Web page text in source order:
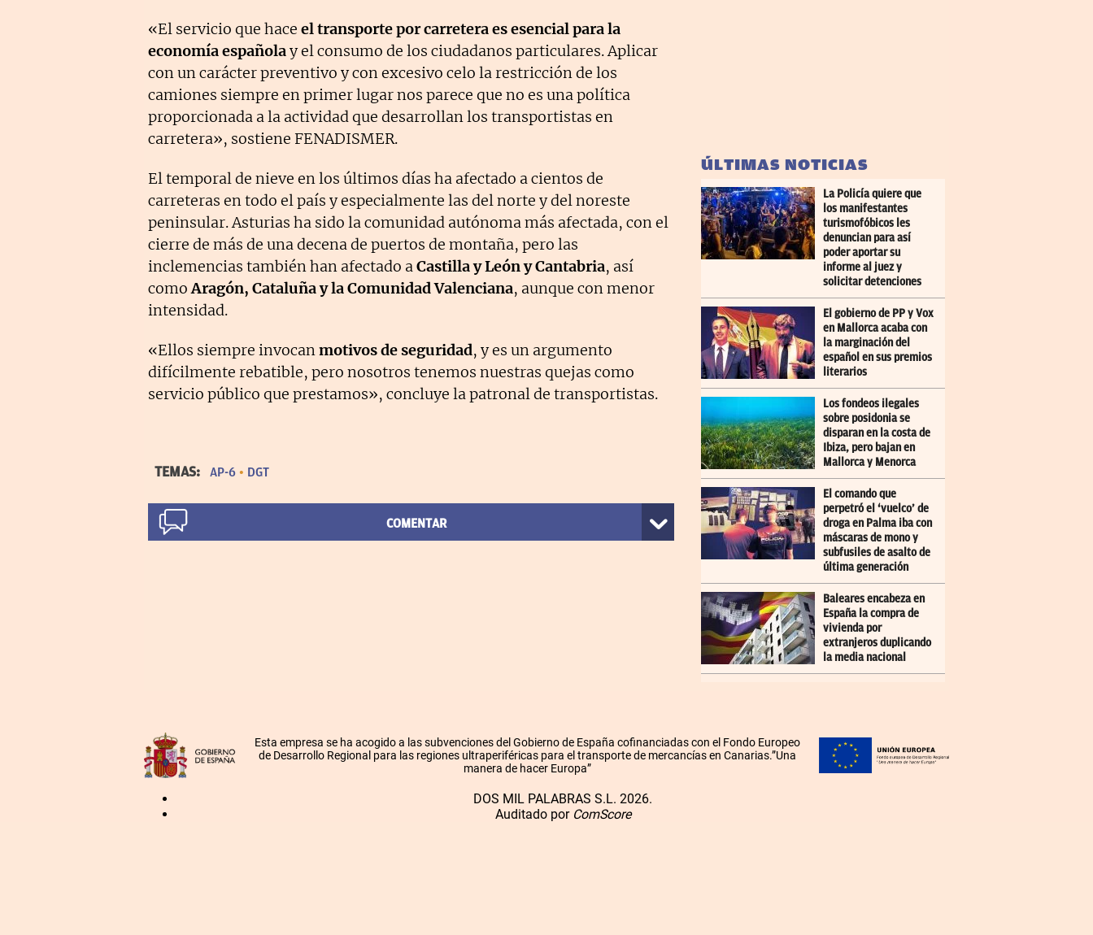
«El servicio que hace el transporte por carretera es esencial para la
economía españolay el consumo de los ciudadanos particulares. Aplicar
con un carácter preventivo y con excesivo celo la restricción de los
camiones siempre en primer lugar nos parece que no es una política
proporcionada a la actividad que desarrollan los transportistas en
carretera», sostiene FENADISMER.
El temporal de nieve en los últimos días ha afectado a cientos de
carreteras en todo el país y especialmente las del norte y del noreste
peninsular. Asturias ha sido la comunidad autónoma más afectada, con el
cierre de más de una decena de puertos de montaña, pero las
inclemencias también han afectado aCastilla y León y Cantabria, así
comoAragón, Cataluña y la Comunidad Valenciana, aunque con menor
intensidad.
«Ellos siempre invocanmotivos de seguridad, y es un argumento
difícilmente rebatible, pero nosotros tenemos nuestras quejas como
servicio público que prestamos», concluye la patronal de transportistas.
TEMAS: AP-6 DGT
COMENTAR
ÚLTIMAS NOTICIAS
La Policía quiere que
los manifestantes
turismofóbicos les
denuncian para así
poder aportar su
informe al juez y
solicitar detenciones
El gobierno de PP y Vox
en Mallorca acaba con
la marginación del
español en sus premios
literarios
Los fondeos ilegales
sobre posidonia se
disparan en la costa de
Ibiza, pero bajan en
Mallorca y Menorca
El comando que
perpetró el ‘vuelco’ de
droga en Palma iba con
máscaras de mono y
subfusiles de asalto de
última generación
Baleares encabeza en
España la compra de
vivienda por
extranjeros duplicando
la media nacional
Esta empresa se ha acogido a las subvenciones del Gobierno de España cofinanciadas con el Fondo Europeo
de Desarrollo Regional para las regiones ultraperiféricas para el transporte de mercancías en Canarias.”Una
manera de hacer Europa”
DOS MIL PALABRAS S.L. 2026.
Auditado por ComScore